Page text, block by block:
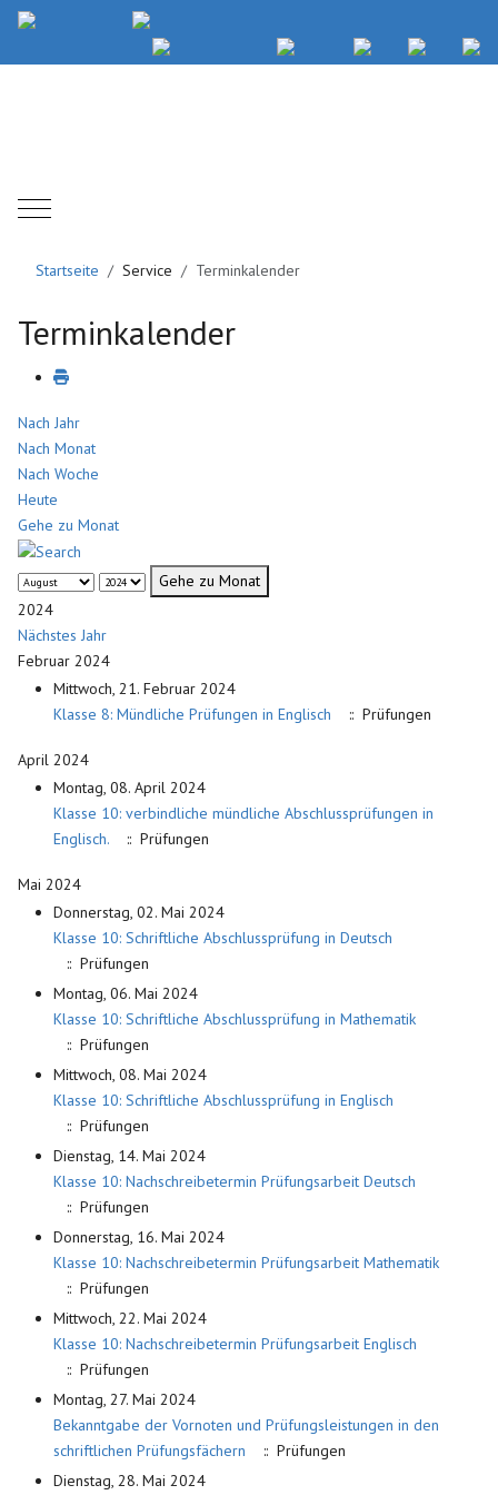
Mobile Menu Toggle
Startseite Service Terminkalender
Terminkalender
Nach Jahr
Nach Monat
Nach Woche
Heute
Gehe zu Monat
Gehe zu Monat
2024
Nächstes Jahr
Februar 2024
Mittwoch, 21. Februar 2024
Klasse 8: Mündliche Prüfungen in Englisch
:: Prüfungen
April 2024
Montag, 08. April 2024
Klasse 10: verbindliche mündliche Abschlussprüfungen in
Englisch.
:: Prüfungen
Mai 2024
Donnerstag, 02. Mai 2024
Klasse 10: Schriftliche Abschlussprüfung in Deutsch
:: Prüfungen
Montag, 06. Mai 2024
Klasse 10: Schriftliche Abschlussprüfung in Mathematik
:: Prüfungen
Mittwoch, 08. Mai 2024
Klasse 10: Schriftliche Abschlussprüfung in Englisch
:: Prüfungen
Dienstag, 14. Mai 2024
Klasse 10: Nachschreibetermin Prüfungsarbeit Deutsch
:: Prüfungen
Donnerstag, 16. Mai 2024
Klasse 10: Nachschreibetermin Prüfungsarbeit Mathematik
:: Prüfungen
Mittwoch, 22. Mai 2024
Klasse 10: Nachschreibetermin Prüfungsarbeit Englisch
:: Prüfungen
Montag, 27. Mai 2024
Bekanntgabe der Vornoten und Prüfungsleistungen in den
schriftlichen Prüfungsfächern
:: Prüfungen
Dienstag, 28. Mai 2024